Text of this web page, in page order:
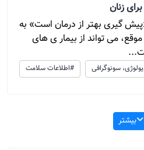
زنان
گیری بهتر از درمان است» به
می تواند از بیمار ی های
#اطلاعات سلامت سونوگرافی
بیشتر